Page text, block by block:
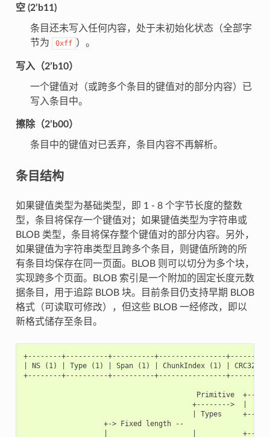
空 (2’b11)
条目还未写入任何内容，处于未初始化状态（全部字
节为
0xff ）。
写入（2’b10）
一个键值对（或跨多个条目的键值对的部分内容）已
写入条目中。
擦除（2’b00）
条目中的键值对已丢弃，条目内容不再解析。
条目结构
如果键值类型为基础类型，即 1 - 8 个字节长度的整数
型，条目将保存一个键值对；如果键值类型为字符串或
BLOB 类型，条目将保存整个键值对的部分内容。另外，
如果键值为字符串类型且跨多个条目，则键值所跨的所
有条目均保存在同一页面。BLOB 则可以切分为多个块，
实现跨多个页面。BLOB 索引是一个附加的固定长度元数
据条目，用于追踪 BLOB 块。目前条目仍支持早期 BLOB
格式（可读取可修改），但这些 BLOB 一经修改，即以
新格式储存至条目。
+--------+----------+----------+----------------
| NS (1) | Type (1) | Span (1) | ChunkIndex (1) |
+--------+----------+----------+----------------
Primitive
+-------->  |
| Types
                   +-> Fixed length --
|                    |